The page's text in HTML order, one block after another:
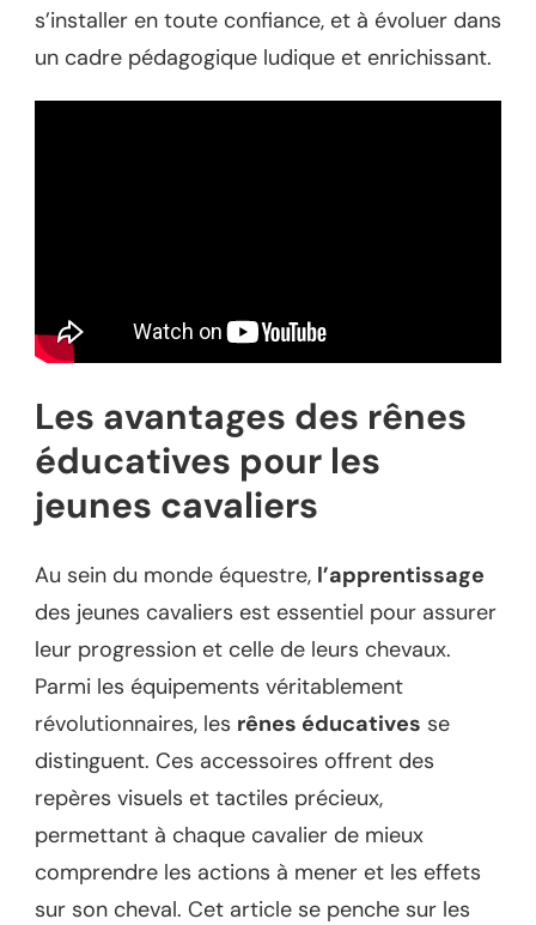
s’installer en toute confiance, et à évoluer dans
un cadre pédagogique ludique et enrichissant.
Les avantages des rênes
éducatives pour les
jeunes cavaliers
Au sein du monde équestre, l’apprentissage
des jeunes cavaliers est essentiel pour assurer
leur progression et celle de leurs chevaux.
Parmi les équipements véritablement
révolutionnaires, les rênes éducatives se
distinguent. Ces accessoires offrent des
repères visuels et tactiles précieux,
permettant à chaque cavalier de mieux
comprendre les actions à mener et les effets
sur son cheval. Cet article se penche sur les